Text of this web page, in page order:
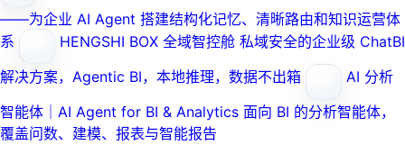
——为企业 AI Agent 搭建结构化记忆、清晰路由和知识运营体
系
HENGSHI BOX 全域智控舱 私域安全的企业级 ChatBI
解决方案，Agentic BI，本地推理，数据不出箱
AI 分析
智能体｜AI Agent for BI & Analytics 面向 BI 的分析智能体，
覆盖问数、建模、报表与智能报告